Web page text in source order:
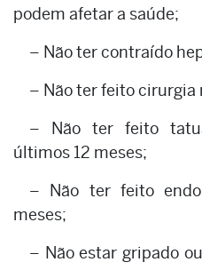
podem afetar a saúde;
– Não ter contraído
– Não ter feito
– Não ter feito
últimos 12 meses;
– Não ter feito
meses;
– Não estar gripado